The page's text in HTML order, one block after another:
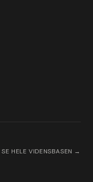
SE HELE VIDENSBASEN →